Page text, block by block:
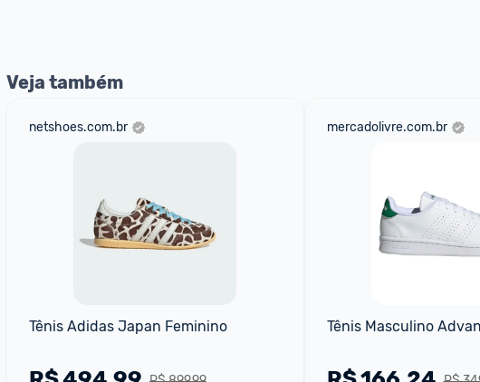
Veja também
netshoes.com.br
Tênis Adidas Japan Feminino
mercadolivre.com.br
Tênis Masculino